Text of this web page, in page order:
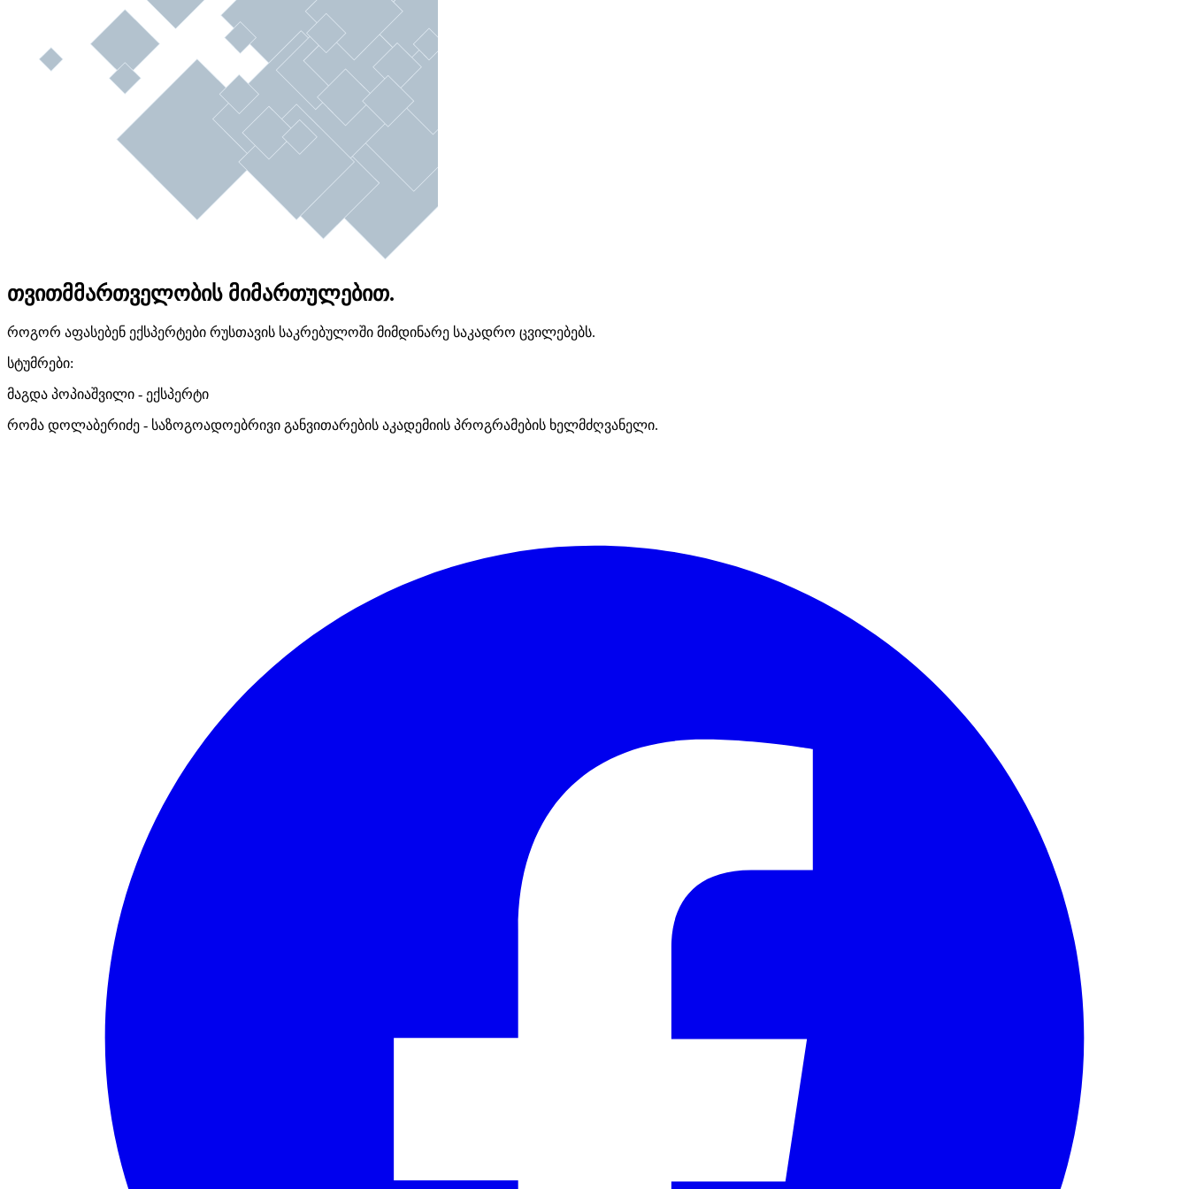
თვითმმართველობის მიმართულებით.
როგორ აფასებენ ექსპერტები რუსთავის საკრებულოში მიმდინარე საკადრო ცვილებებს.
სტუმრები:
მაგდა პოპიაშვილი - ექსპერტი
რომა დოლაბერიძე - საზოგოადოებრივი განვითარების აკადემიის პროგრამების ხელმძღვანელი.